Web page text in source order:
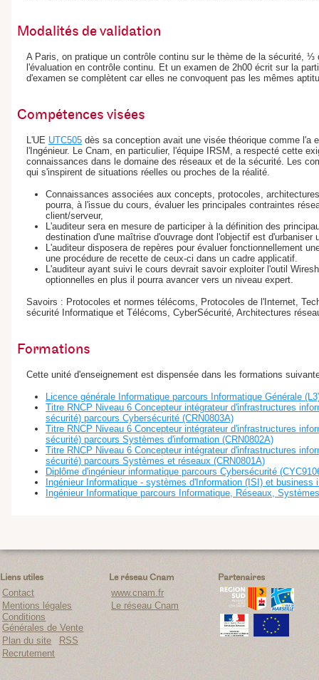
Modalités de validation
A Paris, on pratique un contrôle continu sur le thème de la sécurité,
l'évaluation en contrôle continu. Et un examen de 2h00 écrit sur la
d'examen se complètent car elles ne convoquent pas les mêmes
Compétences visées
L'UE UTC505 dès sa conception avait une visée théorique comme l'a
l'Ingénieur. Le Cnam, en particulier, l'équipe IRSM, a respecté cette
connaissances dans le domaine des réseaux et de la sécurité. Les
qui s'inspirent de situations réelles ou proches de la réalité.
Connaissances associées aux concepts, protocoles,
pourra, à l'issue du cours, évaluer les principales contraintes
client/serveur,
L'auditeur sera en mesure de participer à la définition des
destination d'une maîtrise d'ouvrage dont l'objectif est
L'auditeur disposera de repères pour évaluer fonctionnellement
une procédure de recette de ceux-ci dans un cadre applicatif.
L'auditeur ayant suivi le cours devrait savoir exploiter l'outil
optionnelles en plus il pourra avancer vers un niveau expert.
Savoirs : Protocoles et normes télécoms, Protocoles de l'Internet,
sécurité Informatique et Télécoms, CyberSécurité, Architectures
Formations
Cette unité d'enseignement est dispensée dans les formations
Licence générale Informatique parcours Informatique Générale
Titre RNCP Niveau 6 Concepteur intégrateur d'infrastructures
sécurité) parcours Cybersécurité (CRN0803A)
Titre RNCP Niveau 6 Concepteur intégrateur d'infrastructures
sécurité) parcours Systèmes d'information (CRN0802A)
Titre RNCP Niveau 6 Concepteur intégrateur d'infrastructures
sécurité) parcours Systèmes et réseaux (CRN0801A)
Diplôme d'ingénieur informatique parcours Cybersécurité
Ingénieur Informatique - systèmes d'Information (ISI) et business
Ingénieur Informatique parcours Informatique, Réseaux,
Liens utiles
Contact
Mentions légales
Conditions
Générales de Vente
Plan du site
RSS
Recrutement
Le réseau Cnam
www.cnam.fr
Le réseau Cnam
Partenaires